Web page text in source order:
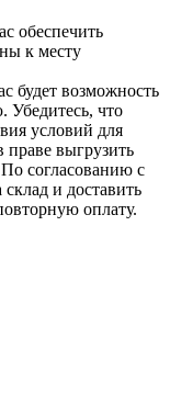
обеспечить
к месту
будет возможность
Убедитесь, что
условий для
праве выгрузить
По согласованию с
и доставить
оплату.